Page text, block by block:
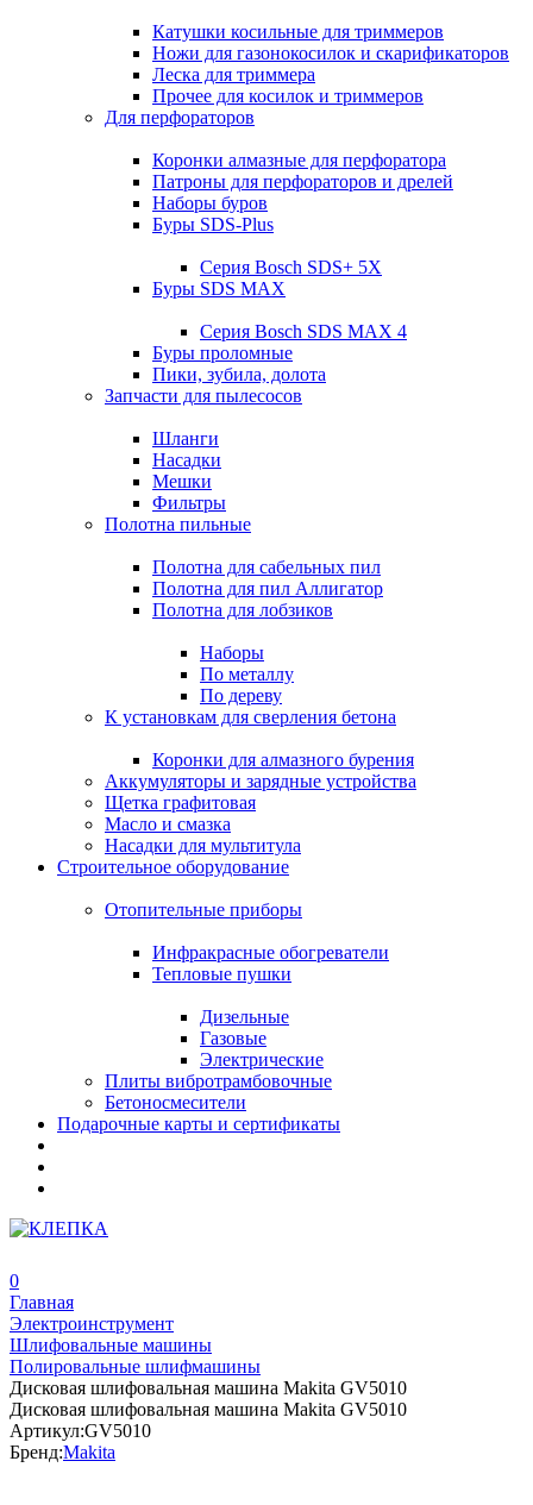
Катушки косильные для триммеров
Ножи для газонокосилок и скарификаторов
Леска для триммера
Прочее для косилок и триммеров
Для перфораторов
Коронки алмазные для перфоратора
Патроны для перфораторов и дрелей
Наборы буров
Буры SDS-Plus
Серия Bosch SDS+ 5X
Буры SDS MAX
Серия Bosch SDS MAX 4
Буры проломные
Пики, зубила, долота
Запчасти для пылесосов
Шланги
Насадки
Мешки
Фильтры
Полотна пильные
Полотна для сабельных пил
Полотна для пил Аллигатор
Полотна для лобзиков
Наборы
По металлу
По дереву
К установкам для сверления бетона
Коронки для алмазного бурения
Аккумуляторы и зарядные устройства
Щетка графитовая
Масло и смазка
Насадки для мультитула
Строительное оборудование
Отопительные приборы
Инфракрасные обогреватели
Тепловые пушки
Дизельные
Газовые
Электрические
Плиты вибротрамбовочные
Бетоносмесители
Подарочные карты и сертификаты
0
Главная
Электроинструмент
Шлифовальные машины
Полировальные шлифмашины
Дисковая шлифовальная машина Makita GV5010
Дисковая шлифовальная машина Makita GV5010
Артикул:GV5010
Бренд:Makita